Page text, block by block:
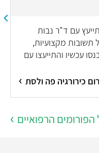
עם ד"ר נבות
תשובות מקצועיות,
עכשיו והתייעצו עם
כירורגיה פה ולסת
הפורומים הרפואיים